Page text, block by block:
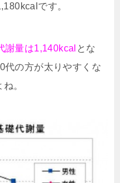
です。
謝量は1,140kcal とな
代の方が太りやすくな
。